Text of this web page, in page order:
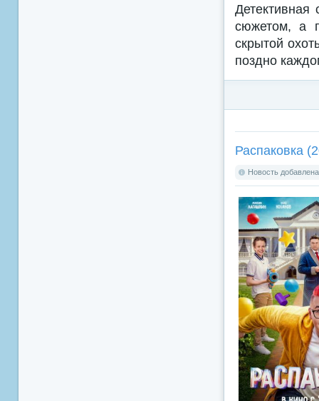
Детективная
сюжетом, а
скрытой
поздно
Распаковка
Новость